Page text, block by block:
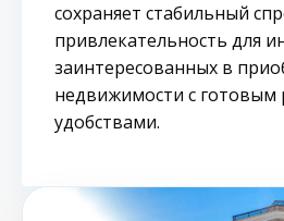
сохраняет стабильный
привлекательность для
заинтересованных в
недвижимости с
удобствами.